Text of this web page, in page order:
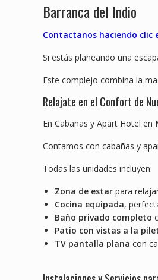
Barranca del Indio
Contactanos haciendo
Si estás planeando una
Este complejo combina la
Relajate en el Confort de
En Cabañas y Apart Hotel en
Contamos con cabañas y
Todas las unidades incluyen:
Zona de estar para
Cocina equipada,
Baño privado completo
Patio con vistas a la
TV pantalla plana con